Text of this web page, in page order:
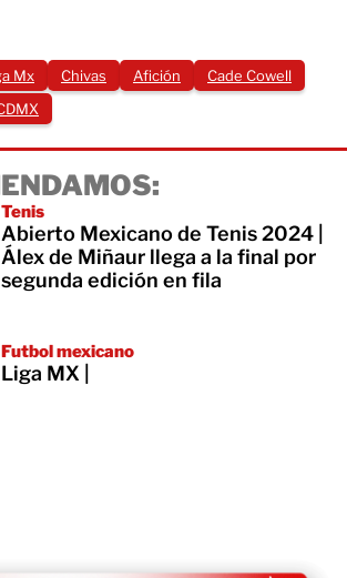
Mx Chivas Afición
Cade Cowell
Tenis
Abierto Mexicano de Tenis 2024 |
Álex de Miñaur llega a la final por
segunda edición en fila
Futbol mexicano
Liga MX |